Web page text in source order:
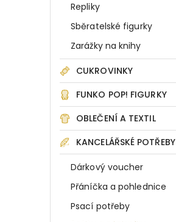
Repliky
Sběratelské figurky
Zarážky na knihy
CUKROVINKY
FUNKO POP! FIGURKY
OBLEČENÍ A TEXTIL
KANCELÁŘSKÉ POTŘEBY
Dárkový voucher
Přáníčka a pohlednice
Psací potřeby